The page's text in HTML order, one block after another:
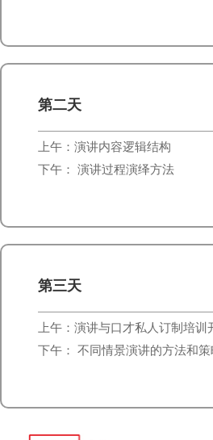
第二天
上午：演讲内容逻辑结构
下午： 演讲过程演绎方法
第三天
上午：演讲与口才私人订制培训
下午： 不同情景演讲的方法和策